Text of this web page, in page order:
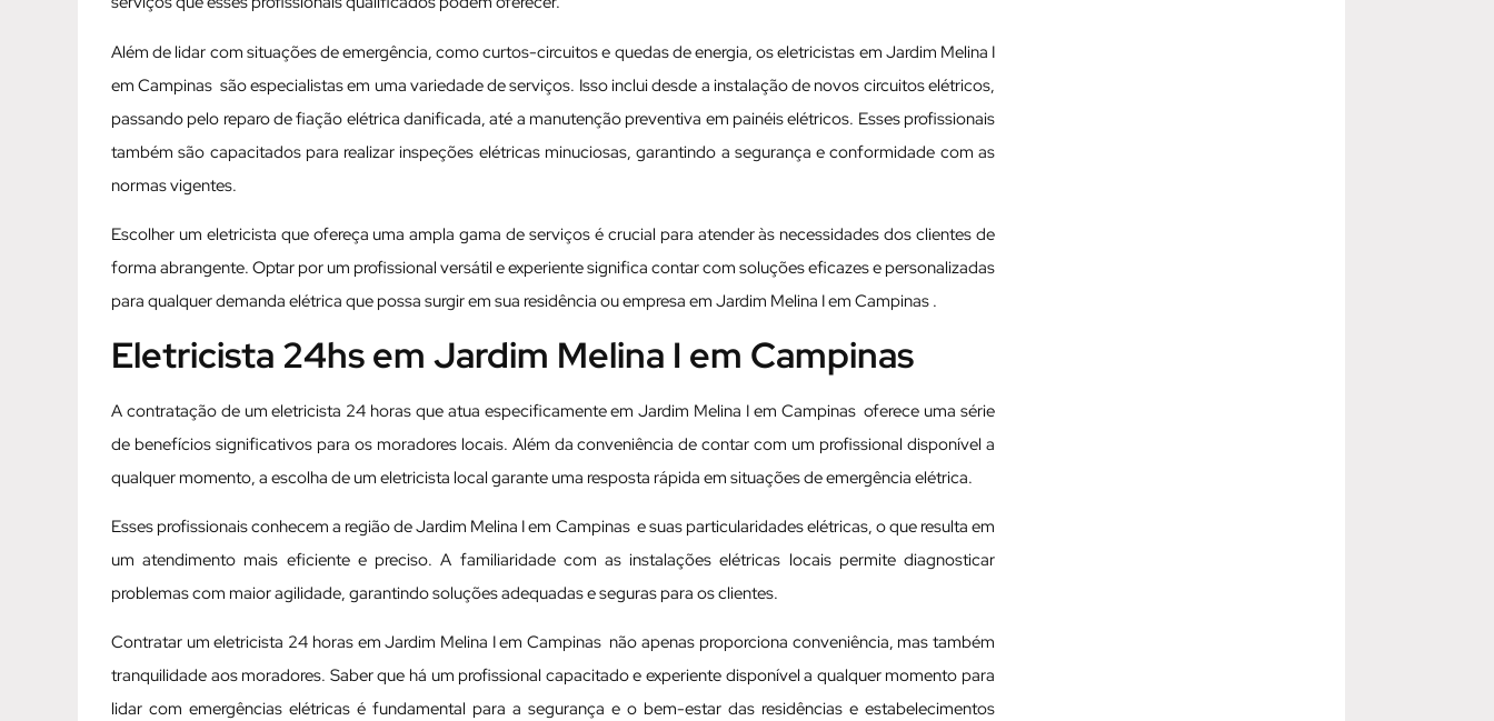
Além de lidar com situações de emergência, como curtos-circuitos e quedas de energia, os eletricistas em Jardim Melina I
em Campinas são especialistas em uma variedade de serviços. Isso inclui desde a instalação de novos circuitos elétricos,
passando pelo reparo de fiação elétrica danificada, até a manutenção preventiva em painéis elétricos. Esses profissionais
também são capacitados para realizar inspeções elétricas minuciosas, garantindo a segurança e conformidade com as
normas vigentes.
Escolher um eletricista que ofereça uma ampla gama de serviços é crucial para atender às necessidades dos clientes de
forma abrangente. Optar por um profissional versátil e experiente significa contar com soluções eficazes e personalizadas
para qualquer demanda elétrica que possa surgir em sua residência ou empresa em Jardim Melina I em Campinas .
Eletricista 24hs em Jardim Melina I em Campinas
A contratação de um eletricista 24 horas que atua especificamente em Jardim Melina I em Campinas oferece uma série
de benefícios significativos para os moradores locais. Além da conveniência de contar com um profissional disponível a
qualquer momento, a escolha de um eletricista local garante uma resposta rápida em situações de emergência elétrica.
Esses profissionais conhecem a região de Jardim Melina I em Campinas e suas particularidades elétricas, o que resulta em
um atendimento mais eficiente e preciso. A familiaridade com as instalações elétricas locais permite diagnosticar
problemas com maior agilidade, garantindo soluções adequadas e seguras para os clientes.
Contratar um eletricista 24 horas em Jardim Melina I em Campinas não apenas proporciona conveniência, mas também
tranquilidade aos moradores. Saber que há um profissional capacitado e experiente disponível a qualquer momento para
lidar com emergências elétricas é fundamental para a segurança e o bem-estar das residências e estabelecimentos